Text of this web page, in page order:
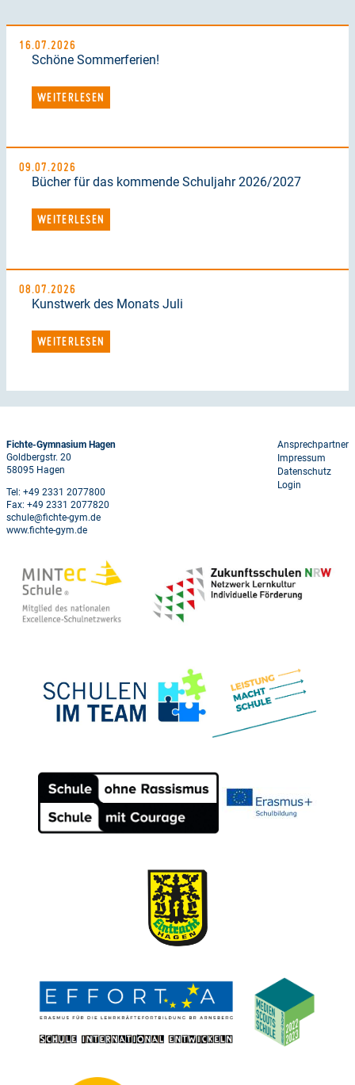
16.07.2026
Schöne Sommerferien!
WEITERLESEN
09.07.2026
Bücher für das kommende Schuljahr 2026/2027
WEITERLESEN
08.07.2026
Kunstwerk des Monats Juli
WEITERLESEN
Fichte-Gymnasium Hagen
Goldbergstr. 20
58095 Hagen
Tel: +49 2331 2077800
Fax: +49 2331 2077820
schule@fichte-gym.de
www.fichte-gym.de
Footer
menu
Ansprechpartner
Impressum
Datenschutz
Login